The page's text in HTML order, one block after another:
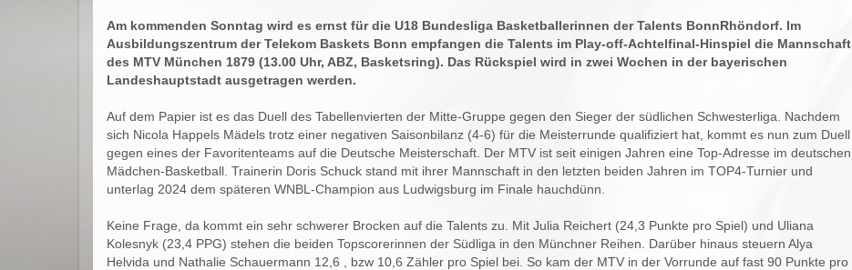
Am kommenden Sonntag wird es ernst für die U18 Bundesliga Basketballerinnen der Talents BonnRhöndorf. Im
Ausbildungszentrum der Telekom Baskets Bonn empfangen die Talents im Play-off-Achtelfinal-Hinspiel die Mannschaft
des MTV München 1879 (13.00 Uhr, ABZ, Basketsring). Das Rückspiel wird in zwei Wochen in der bayerischen
Landeshauptstadt ausgetragen werden.
Auf dem Papier ist es das Duell des Tabellenvierten der Mitte-Gruppe gegen den Sieger der südlichen Schwesterliga. Nachdem
sich Nicola Happels Mädels trotz einer negativen Saisonbilanz (4-6) für die Meisterrunde qualifiziert hat, kommt es nun zum Duell
gegen eines der Favoritenteams auf die Deutsche Meisterschaft. Der MTV ist seit einigen Jahren eine Top-Adresse im deutschen
Mädchen-Basketball. Trainerin Doris Schuck stand mit ihrer Mannschaft in den letzten beiden Jahren im TOP4-Turnier und
unterlag 2024 dem späteren WNBL-Champion aus Ludwigsburg im Finale hauchdünn.
Keine Frage, da kommt ein sehr schwerer Brocken auf die Talents zu. Mit Julia Reichert (24,3 Punkte pro Spiel) und Uliana
Kolesnyk (23,4 PPG) stehen die beiden Topscorerinnen der Südliga in den Münchner Reihen. Darüber hinaus steuern Alya
Helvida und Nathalie Schauermann 12,6 , bzw 10,6 Zähler pro Spiel bei. So kam der MTV in der Vorrunde auf fast 90 Punkte pro